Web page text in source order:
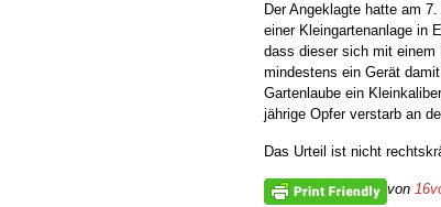
Der Angeklagte hatte am
einer Kleingartenanlage in
dass dieser sich mit einem
mindestens ein Gerät
Gartenlaube ein
jährige Opfer verstarb an
Das Urteil ist nicht
von